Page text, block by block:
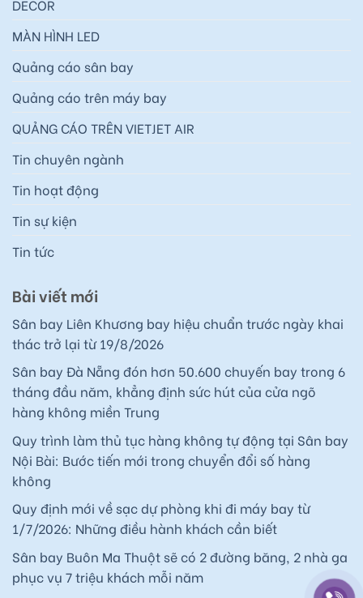
DECOR
MÀN HÌNH LED
Quảng cáo sân bay
Quảng cáo trên máy bay
QUẢNG CÁO TRÊN VIETJET AIR
Tin chuyên ngành
Tin hoạt động
Tin sự kiện
Tin tức
Bài viết mới
Sân bay Liên Khương bay hiệu chuẩn trước ngày khai
thác trở lại từ 19/8/2026
Sân bay Đà Nẵng đón hơn 50.600 chuyến bay trong 6
tháng đầu năm, khẳng định sức hút của cửa ngõ
hàng không miền Trung
Quy trình làm thủ tục hàng không tự động tại Sân bay
Nội Bài: Bước tiến mới trong chuyển đổi số hàng
không
Quy định mới về sạc dự phòng khi đi máy bay từ
1/7/2026: Những điều hành khách cần biết
Sân bay Buôn Ma Thuột sẽ có 2 đường băng, 2 nhà ga
phục vụ 7 triệu khách mỗi năm